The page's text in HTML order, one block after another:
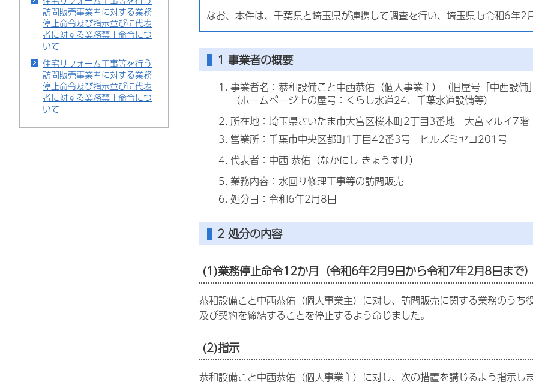
訪問販売事業者に対する業務
停止命令及び指示並びに代表
者に対する業務禁止命令につ
いて
住宅リフォーム工事等を行う
訪問販売事業者に対する業務
停止命令及び指示並びに代表
者に対する業務禁止命令につ
いて
なお、本件は、千葉県と埼玉県が連携して調査を行い、埼玉県も令和6年2
1 事業者の概要
事業者名：恭和設備こと中西恭佑（個人事業主）（旧屋号「中西設備
（ホームページ上の屋号：くらし水道24、千葉水道設備等）
所在地：埼玉県さいたま市大宮区桜木町2丁目3番地 大宮マルイ7階
営業所：千葉市中央区都町1丁目42番3号 ヒルズミヤコ201号
代表者：中西 恭佑（なかにし きょうすけ）
業務内容：水回り修理工事等の訪問販売
処分日：令和6年2月8日
2 処分の内容
(1)業務停止命令12か月（令和6年2月9日から令和7年2月8日まで）
恭和設備こと中西恭佑（個人事業主）に対し、訪問販売に関する業務のう
及び契約を締結することを停止するよう命じました。
(2)指示
恭和設備こと中西恭佑（個人事業主）に対し、次の措置を講じるよう指示しま